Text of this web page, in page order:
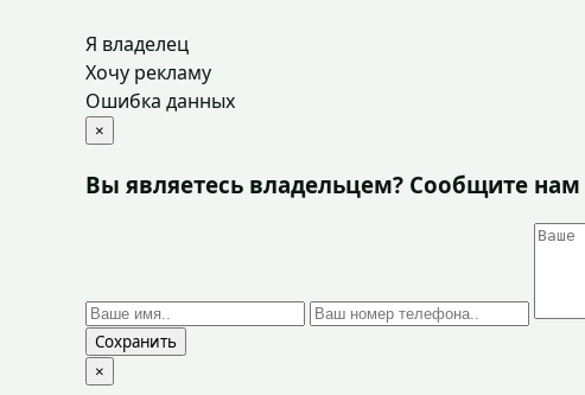
Я владелец
Хочу рекламу
Ошибка данных
×
Вы являетесь владельцем? Сообщите
Сохранить
×